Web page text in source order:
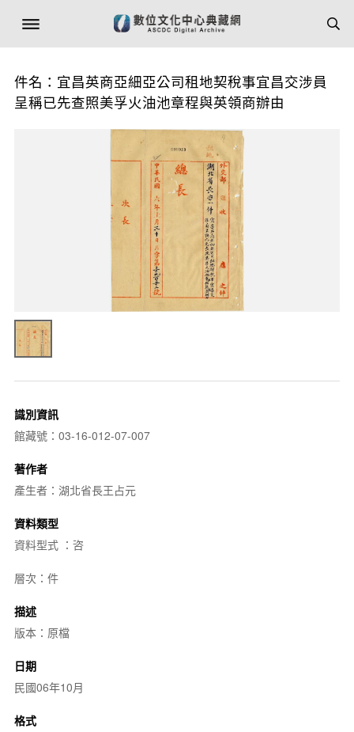
件名：宜昌英商亞細亞公司租地契稅事宜昌交涉員
呈稱已先查照美孚火油池章程與英領商辦由
識別資訊
館藏號：03-16-012-07-007
著作者
產生者：湖北省長王占元
資料類型
資料型式 ：咨
層次：件
描述
版本：原檔
日期
民國06年10月
格式